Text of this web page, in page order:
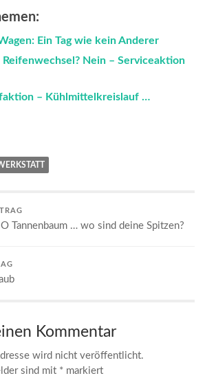
Ein Tag wie kein Anderer
Reifenwechsel? Nein – Serviceaktion
– Kühlmittelkreislauf …
Tannenbaum … wo sind deine Spitzen?
Kommentar
wird nicht veröffentlicht.
sind mit * markiert